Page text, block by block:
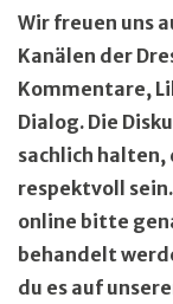
Wir freuen uns
Kanälen der
Kommentare,
Dialog. Die
sachlich
respektvoll
online bitte
behandelt
du es auf